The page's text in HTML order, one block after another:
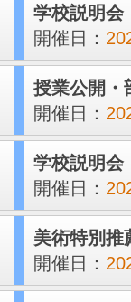
学校説明会
開催日：
授業公開・
開催日：
学校説明会
開催日：
美術特別推
開催日：